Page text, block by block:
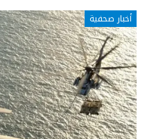
أخبار صحفية